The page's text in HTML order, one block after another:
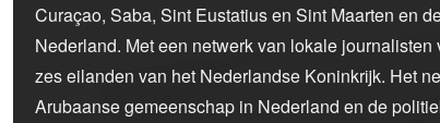
Curaçao, Saba, Sint Eustatius en Sint Maarten en
Nederland. Met een netwerk van lokale
zes eilanden van het Nederlandse Koninkrijk. Het
Arubaanse gemeenschap in Nederland en de